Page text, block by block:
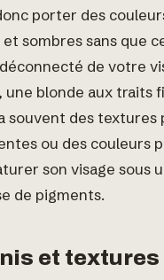
porter des
sombres sans que
de votre
une blonde aux traits
souvent des textures
ou des couleurs
son visage sous
de pigments.
et textures